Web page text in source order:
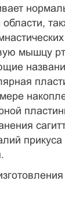
мышцу
прикуса